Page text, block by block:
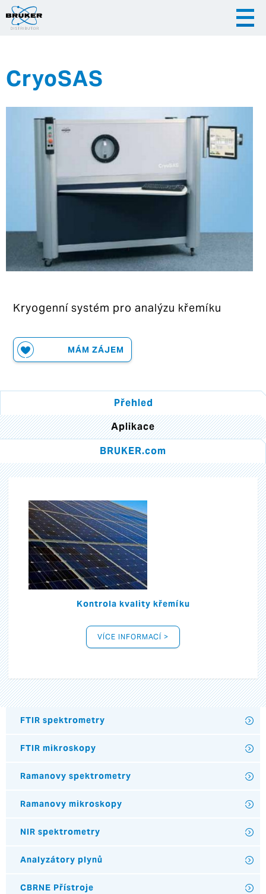
Česky
Hrvatska
CryoSAS
Kryogenní systém pro analýzu křemíku
MÁM ZÁJEM
Přehled
Aplikace
BRUKER.com
Kontrola kvality křemíku
VÍCE INFORMACÍ >
FTIR spektrometry
FTIR mikroskopy
Ramanovy spektrometry
Ramanovy mikroskopy
NIR spektrometry
Analyzátory plynů
CBRNE Přístroje